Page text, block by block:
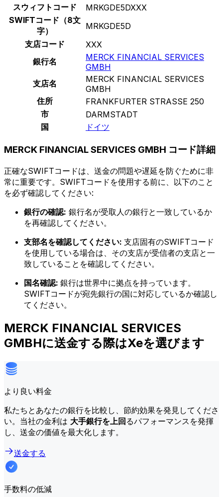
スウィフトコード
MRKGDE5DXXX
SWIFTコード（8文
字）
MRKGDE5D
支店コード
XXX
銀行名
MERCK FINANCIAL SERVICES
GMBH
支店名
MERCK FINANCIAL SERVICES
GMBH
住所
FRANKFURTER STRASSE 250
市
DARMSTADT
国
ドイツ
MERCK FINANCIAL SERVICES GMBH コード詳細
正確なSWIFTコードは、送金の問題や遅延を防ぐために非
常に重要です。SWIFTコードを使用する前に、以下のこと
を必ず確認してください:
銀行の確認: 銀行名が受取人の銀行と一致しているか
を再確認してください。
支部名を確認してください: 支店固有のSWIFTコード
を使用している場合は、その支店が受信者の支店と一
致していることを確認してください。
国名確認: 銀行は世界中に拠点を持っています。
SWIFTコードが宛先銀行の国に対応しているか確認し
てください。
MERCK FINANCIAL SERVICES
GMBHに送金する際はXeを選びます
より良い料金
私たちとあなたの銀行を比較し、節約効果を発見してくださ
い。当社の金利は 大手銀行を上回るパフォーマンスを発揮
し、送金の価値を最大化します。
送金する
手数料の低減